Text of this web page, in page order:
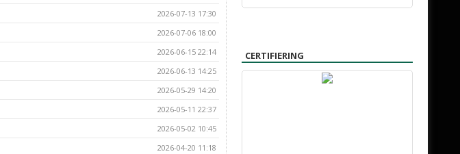
2026-07-13 17:30
2026-07-06 18:00
2026-06-15 22:14
2026-06-13 14:25
2026-05-29 14:20
2026-05-11 22:37
2026-05-02 10:45
2026-04-20 11:18
CERTIFIERING